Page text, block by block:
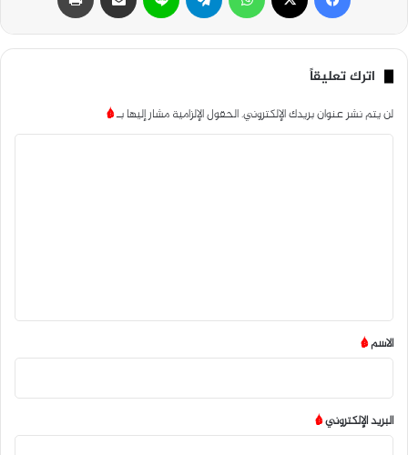
اترك تعليقاً
لن يتم نشر عنوان بريدك الإلكتروني.الحقول الإلزامية مشار إليها بـ*
*
الاسم*
البريد الإلكتروني*